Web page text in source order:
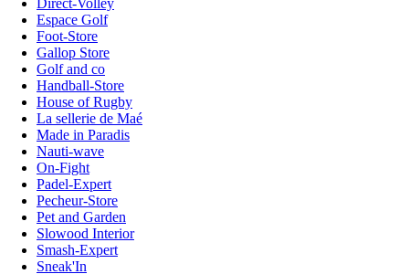
Espace Golf
Foot-Store
Gallop Store
Golf and co
Handball-Store
House of Rugby
La sellerie de Maé
Made in Paradis
Nauti-wave
On-Fight
Padel-Expert
Pecheur-Store
Pet and Garden
Slowood Interior
Smash-Expert
Sneak'In